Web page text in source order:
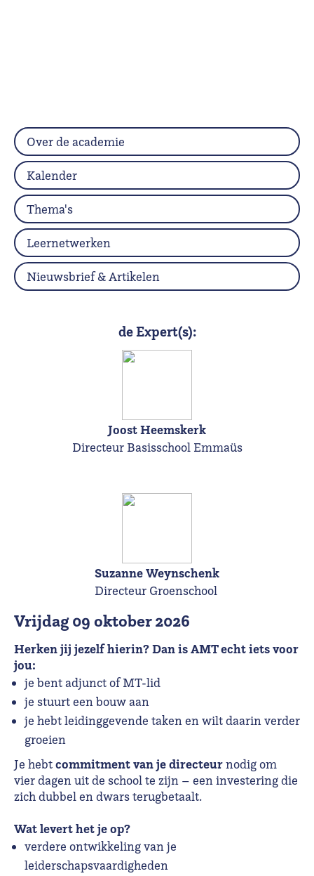
vrijdag 09 oktober 2026
Herken jij jezelf hierin? Dan is AMT echt iets voor
jou:
je bent adjunct of MT-lid
je stuurt een bouw aan
je hebt leidinggevende taken en wilt daarin verder
groeien
Je hebtcommitment van je directeurnodig om
vier dagen uit de school te zijn – een investering die
zich dubbel en dwars terugbetaalt.
Wat levert het je op?
verdere ontwikkeling van je
leiderschapsvaardigheden
Over de academie
Kalender
Thema's
Leernetwerken
Nieuwsbrief & Artikelen
de Expert(s):
Joost Heemskerk
Directeur Basisschool Emmaüs
Suzanne Weynschenk
Directeur Groenschool